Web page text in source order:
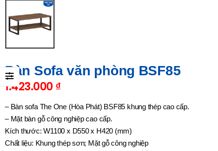
Bàn Sofa văn phòng BSF85
1.423.000 ₫
– Bàn sofa The One (Hòa Phát) BSF85 khung thép cao cấp.
– Mặt bàn gỗ công nghiệp cao cấp.
Kích thước: W1100 x D550 x H420 (mm)
Chất liệu: Khung thép sơn; Mặt gỗ công nghiệp